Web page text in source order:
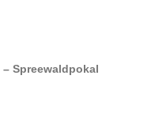
Spreewaldpokal